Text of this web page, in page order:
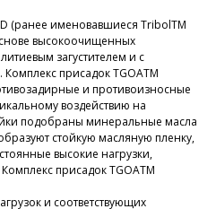
(ранее именовавшиеся TribolTM
высокоочищенных
загустителем и с
присадок TGOATM
и противоизносные
воздействию на
подобраны минеральные масла
стойкую масляную пленку,
высокие нагрузки,
присадок TGOATM
и соответствующих